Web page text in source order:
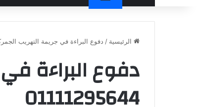
الرئيسية / دفوع البراءة في جريمة التهريب الجمركي
دفوع البراءة
01111295644